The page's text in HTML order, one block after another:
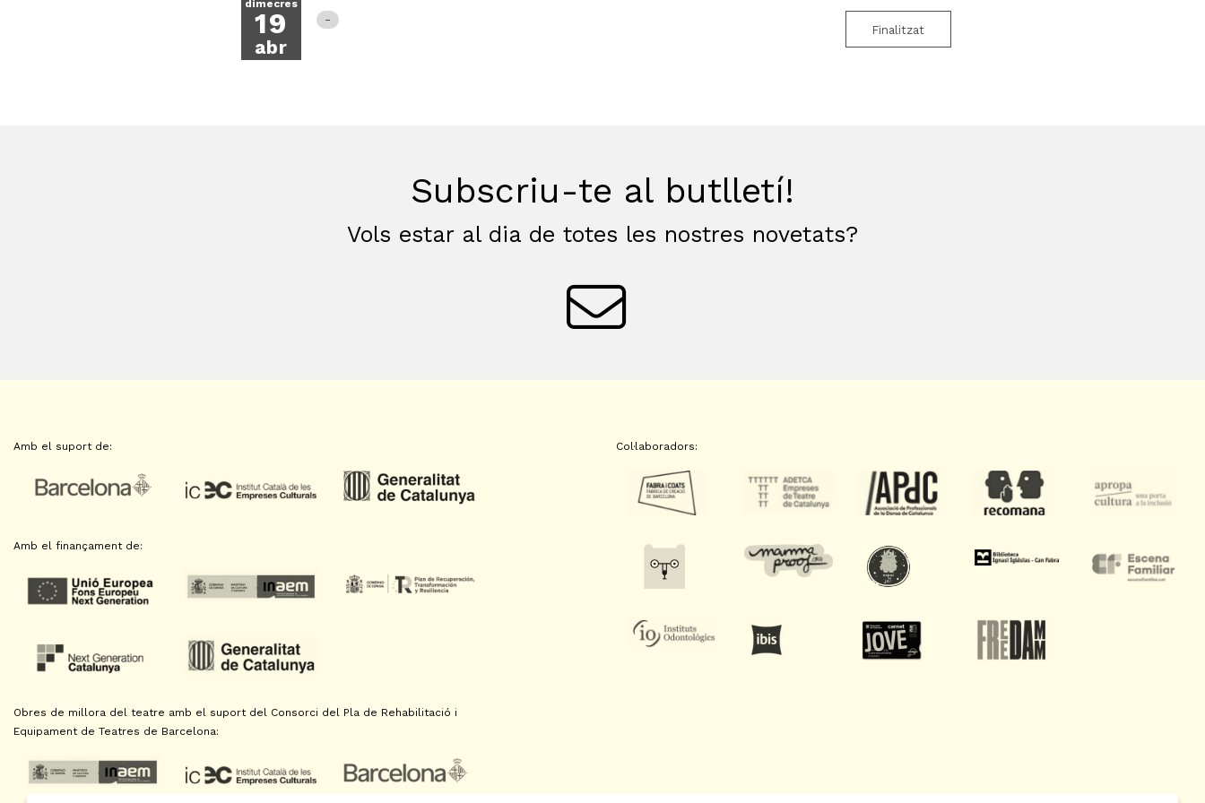
dimecres
19
abr
Finalitzat
Subscriu-te al butlletí!
Vols estar al dia de totes les nostres novetats?
Amb el suport de:
Amb el finançament de:
Obres de millora del teatre amb el suport del Consorci del Pla de Rehabilitació i
Equipament de Teatres de Barcelona:
Col·laboradors: